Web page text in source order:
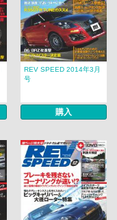
REV SPEED 2014年3月
号
購入